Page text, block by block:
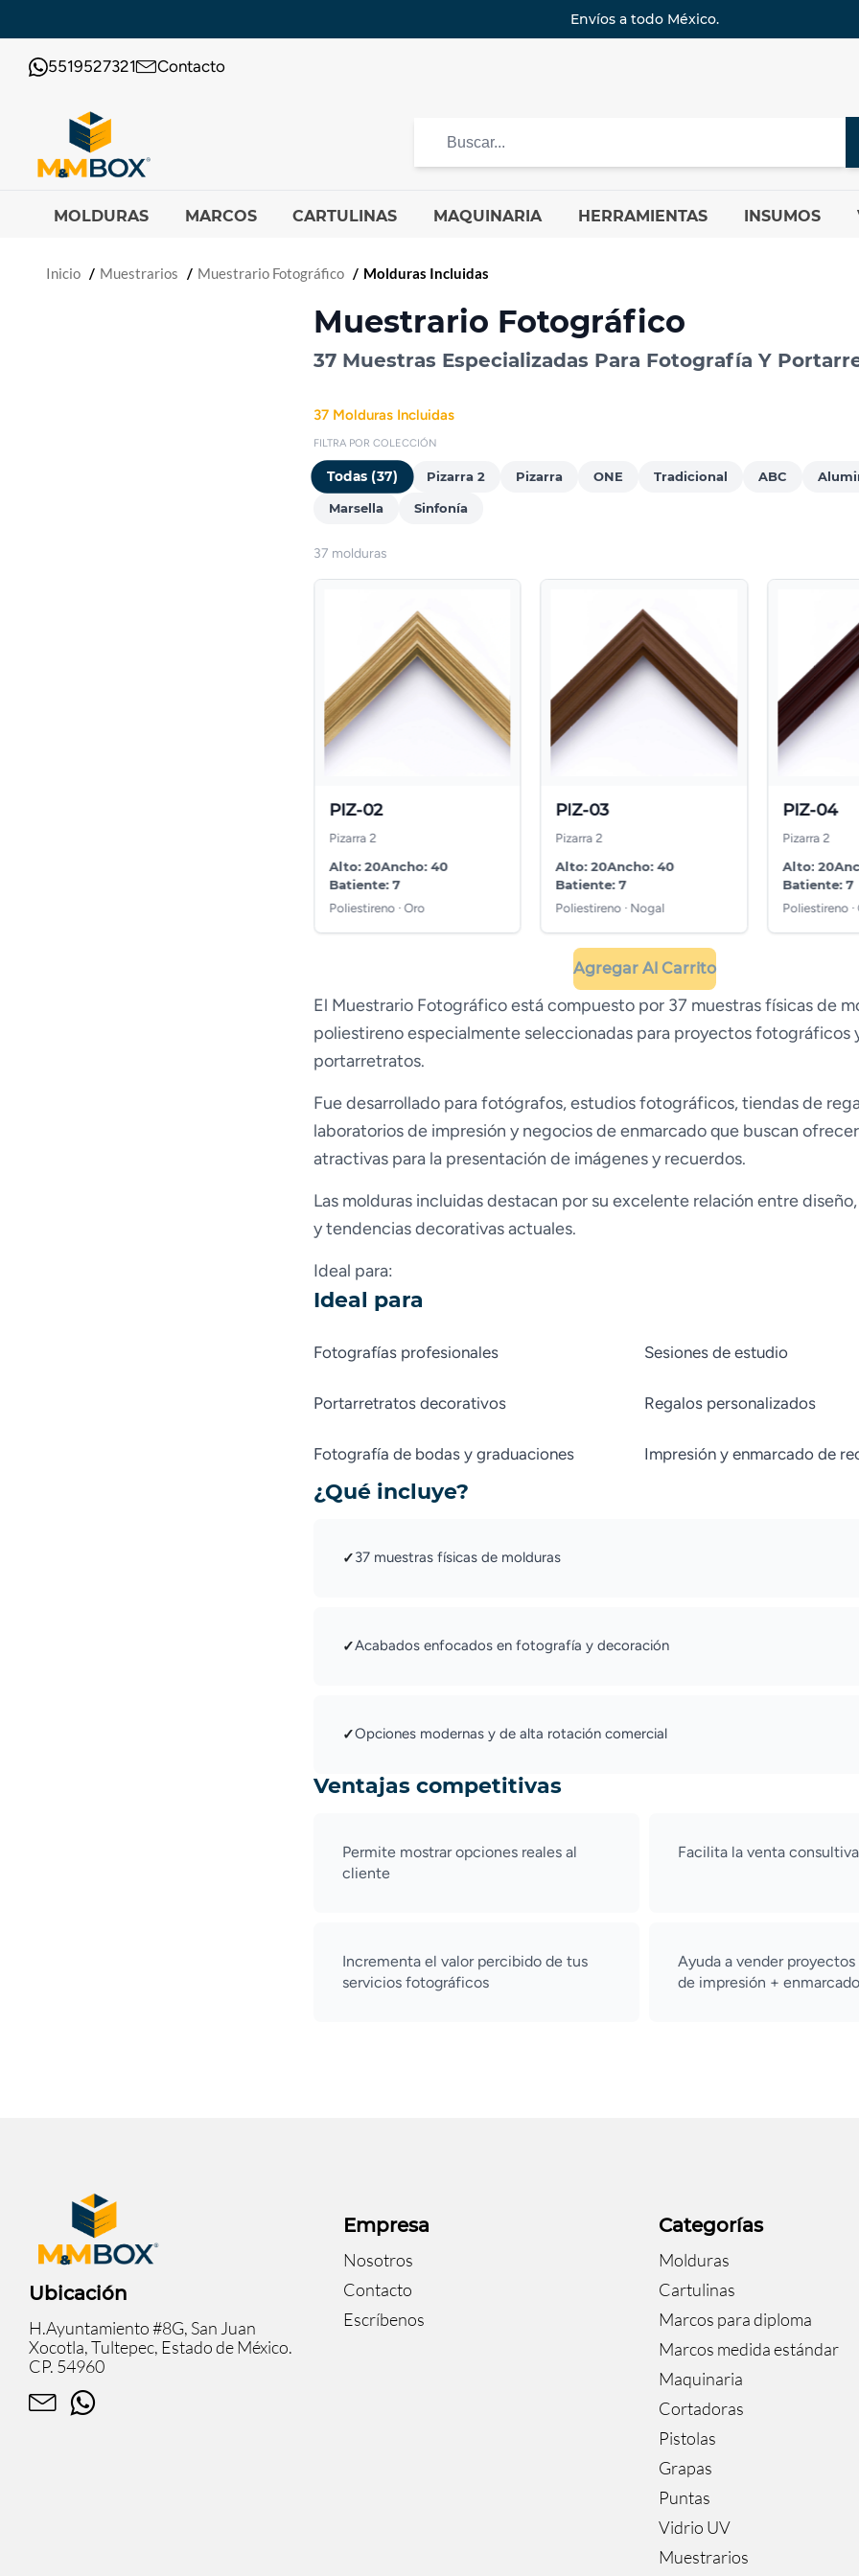
Envíos a todo México.
5519527321 Contacto
MOLDURAS MARCOS CARTULINAS MAQUINARIA HERRAMIENTAS INSUMOS
Inicio Muestrarios Muestrario Fotográfico Molduras Incluidas
Muestrario Fotográfico
37 Muestras Especializadas Para Fotografía Y
37 Molduras Incluidas
FILTRA POR COLECCIÓN
Todas (37) Pizarra 2 Pizarra ONE Tradicional ABC
Marsella Sinfonía
37 molduras
PIZ-02
Pizarra 2
Alto: 20Ancho: 40
Batiente: 7
Poliestireno · Oro
PIZ-03
Pizarra 2
Alto: 20Ancho: 40
Batiente: 7
Poliestireno · Nogal
PIZ-04
Pizarra 2
Alto: 20
Batiente: 7
Poliestireno ·
Agregar Al Carrito
El Muestrario Fotográfico está compuesto por 37 muestras físicas de
poliestireno especialmente seleccionadas para proyectos fotográficos
portarretratos.
Fue desarrollado para fotógrafos, estudios fotográficos, tiendas de
laboratorios de impresión y negocios de enmarcado que buscan
atractivas para la presentación de imágenes y recuerdos.
Las molduras incluidas destacan por su excelente relación entre
y tendencias decorativas actuales.
Ideal para:
Ideal para
Fotografías profesionales Sesiones de estudio
Portarretratos decorativos Regalos personalizados
Fotografía de bodas y graduaciones Impresión y enmarcado de
¿Qué incluye?
✓37 muestras físicas de molduras
✓Acabados enfocados en fotografía y decoración
✓Opciones modernas y de alta rotación comercial
Ventajas competitivas
Permite mostrar opciones reales al
cliente
Facilita la venta consultiva
Incrementa el valor percibido de tus
servicios fotográficos
Ayuda a vender
de impresión + enmarcado
Ubicación
H.Ayuntamiento #8G, San Juan
Xocotla, Tultepec, Estado de México.
CP. 54960
Empresa
Nosotros
Contacto
Escríbenos
Categorías
Molduras
Cartulinas
Marcos para diploma
Marcos medida estándar
Maquinaria
Cortadoras
Pistolas
Grapas
Puntas
Vidrio UV
Muestrarios